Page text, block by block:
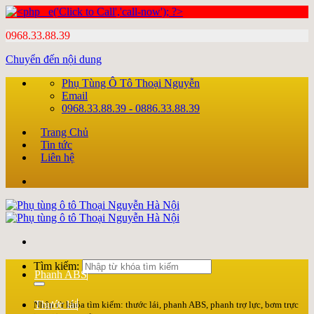
0968.33.88.39
Chuyển đến nội dung
Phụ Tùng Ô Tô Thoại Nguyễn
Email
0968.33.88.39 - 0886.33.88.39
Trang Chủ
Tin tức
Liên hệ
Tìm kiếm:
Nhập từ khóa tìm kiếm: thước lái, phanh ABS, phanh trợ lực, bơm trực
Phanh ABS
Thước lái